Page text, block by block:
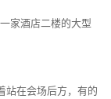
家酒店二楼的大型
站在会场后方，有的